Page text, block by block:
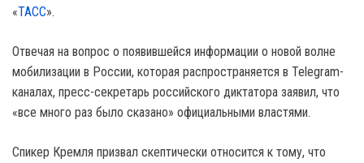
«ТАСС».
Отвечая на вопрос о появившейся информации о новой волне
мобилизации в России, которая распространяется в Telegram-
каналах, пресс-секретарь российского диктатора заявил, что
«все много раз было сказано» официальными властями.
Спикер Кремля призвал скептически относится к тому, что